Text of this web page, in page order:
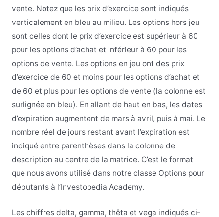
vente. Notez que les prix d’exercice sont indiqués
verticalement en bleu au milieu. Les options hors jeu
sont celles dont le prix d’exercice est supérieur à 60
pour les options d’achat et inférieur à 60 pour les
options de vente. Les options en jeu ont des prix
d’exercice de 60 et moins pour les options d’achat et
de 60 et plus pour les options de vente (la colonne est
surlignée en bleu). En allant de haut en bas, les dates
d’expiration augmentent de mars à avril, puis à mai. Le
nombre réel de jours restant avant l’expiration est
indiqué entre parenthèses dans la colonne de
description au centre de la matrice. C’est le format
que nous avons utilisé dans notre classe Options pour
débutants à l’Investopedia Academy.
Les chiffres delta, gamma, thêta et vega indiqués ci-